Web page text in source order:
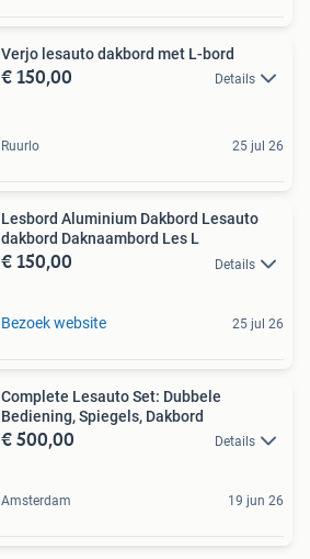
Verjo lesauto dakbord met L-bord
€ 150,00 Details
Ruurlo 25 jul 26
Lesbord Aluminium Dakbord Lesauto
dakbord Daknaambord Les L
€ 150,00 Details
Bezoek website 25 jul 26
Complete Lesauto Set: Dubbele
Bediening, Spiegels, Dakbord
€ 500,00 Details
Amsterdam 19 jun 26